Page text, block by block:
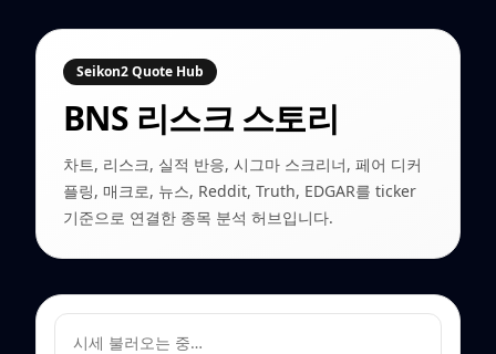
Seikon2 Quote Hub
BNS리스크 스토리
차트, 리스크, 실적 반응, 시그마 스크리너, 페어 디커
플링, 매크로, 뉴스, Reddit, Truth, EDGAR를 ticker
기준으로 연결한 종목 분석 허브입니다.
시세 불러오는 중…